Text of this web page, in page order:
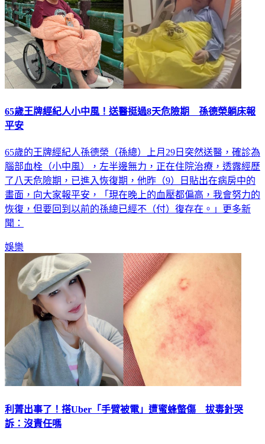
65歲王牌經紀人小中風！送醫挺過8天危險期 孫德榮躺床報
平安
65歲的王牌經紀人孫德榮（孫總）上月29日突然送醫，確診為
腦部血栓（小中風），左半邊無力，正在住院治療，透露經歷
了八天危險期，已進入恢復期，他昨（9）日貼出在病房中的
畫面，向大家報平安，「現在晚上的血壓都偏高，我會努力的
恢復，但要回到以前的孫總已經不（付）復存在。」更多新
聞：
娛樂
利菁出事了！搭Uber「手臂被電」遭蜜蜂螫傷 拔毒針哭
訴：沒責任嗎